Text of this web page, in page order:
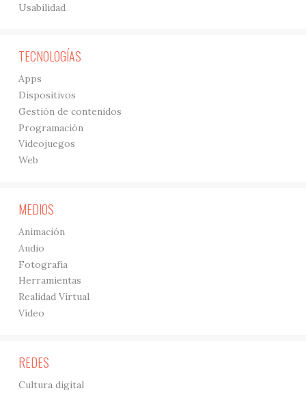
Usabilidad
TECNOLOGÍAS
Apps
Dispositivos
Gestión de contenidos
Programación
Videojuegos
Web
MEDIOS
Animación
Audio
Fotografía
Herramientas
Realidad Virtual
Vídeo
REDES
Cultura digital